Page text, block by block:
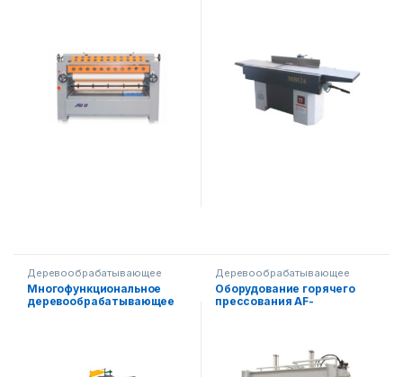
Деревообрабатывающее
оборудование
Многофункциональное
деревообрабатывающее
Деревообрабатывающее
оборудование
Оборудование горячего
прессования AF-